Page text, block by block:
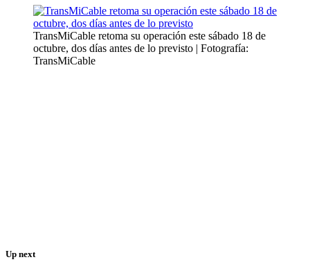
TransMiCable retoma su operación este sábado 18 de
octubre, dos días antes de lo previsto | Fotografía:
TransMiCable
Up next